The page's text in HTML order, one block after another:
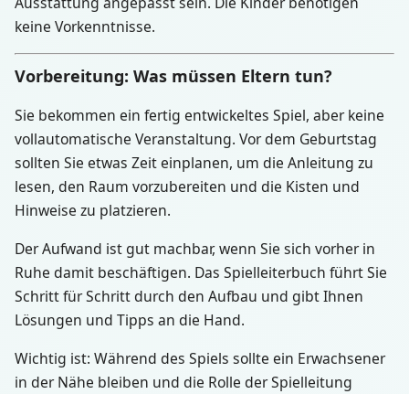
keine Vorkenntnisse.
Vorbereitung: Was müssen Eltern tun?
Sie bekommen ein fertig entwickeltes Spiel, aber keine
vollautomatische Veranstaltung. Vor dem Geburtstag
sollten Sie etwas Zeit einplanen, um die Anleitung zu
lesen, den Raum vorzubereiten und die Kisten und
Hinweise zu platzieren.
Der Aufwand ist gut machbar, wenn Sie sich vorher in
Ruhe damit beschäftigen. Das Spielleiterbuch führt Sie
Schritt für Schritt durch den Aufbau und gibt Ihnen
Lösungen und Tipps an die Hand.
Wichtig ist: Während des Spiels sollte ein Erwachsener
in der Nähe bleiben und die Rolle der Spielleitung